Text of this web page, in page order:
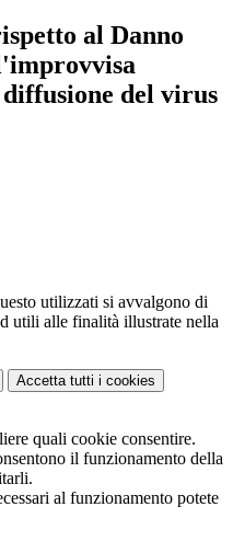
al Danno
del virus
utilizzati si avvalgono di
utili alle finalità illustrate nella
Accetta tutti i cookies
quali cookie consentire.
il funzionamento della
al funzionamento potete